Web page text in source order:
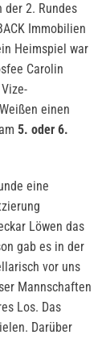
der 2. Rundes
Immobilien
Heimspiel war
Carolin
einen
5. oder 6.
eine
Löwen das
gab es in der
vor uns
Mannschaften
Los. Das
Darüber